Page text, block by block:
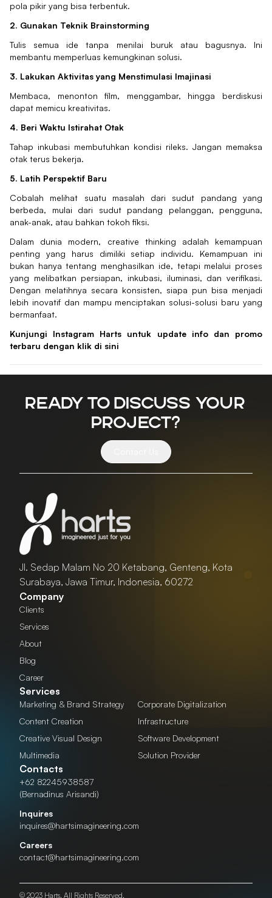
pola pikir yang bisa terbentuk.
2. Gunakan Teknik Brainstorming
Tulis semua ide tanpa menilai buruk atau bagusnya. Ini
membantu memperluas kemungkinan solusi.
3. Lakukan Aktivitas yang Menstimulasi Imajinasi
Membaca, menonton film, menggambar, hingga berdiskusi
dapat memicu kreativitas.
4. Beri Waktu Istirahat Otak
Tahap inkubasi membutuhkan kondisi rileks. Jangan memaksa
otak terus bekerja.
5. Latih Perspektif Baru
Cobalah melihat suatu masalah dari sudut pandang yang
berbeda, mulai dari sudut pandang pelanggan, pengguna,
anak-anak, atau bahkan tokoh fiksi.
Dalam dunia modern, creative thinking adalah kemampuan
penting yang harus dimiliki setiap individu. Kemampuan ini
bukan hanya tentang menghasilkan ide, tetapi melalui proses
yang melibatkan persiapan, inkubasi, iluminasi, dan verifikasi.
Dengan melatihnya secara konsisten, siapa pun bisa menjadi
lebih inovatif dan mampu menciptakan solusi-solusi baru yang
bermanfaat.
Kunjungi Instagram Harts untuk update info dan promo
terbaru dengan klik di sini
Ready to discuss your
project?
Jl. Sedap Malam No 20 Ketabang, Genteng, Kota
Surabaya, Jawa Timur, Indonesia, 60272
Company
Clients
Services
About
Blog
Career
Services
Marketing & Brand Strategy
Content Creation
Creative Visual Design
Multimedia
Corporate Digitalization
Infrastructure
Software Development
Solution Provider
Contacts
+62 82245938587
(Bernadinus Arisandi)
Inquires
inquires@hartsimagineering.com
Careers
contact@hartsimagineering.com
© 2023 Harts. All Rights Reserved.